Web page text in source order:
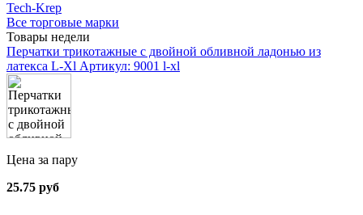
Tech-Krep
Все торговые марки
Товары недели
Перчатки трикотажные с двойной обливной ладонью из
латекса L-Xl Артикул: 9001 l-xl
Цена за пару
25.75 руб